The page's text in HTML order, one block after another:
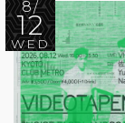
8/
12
WED